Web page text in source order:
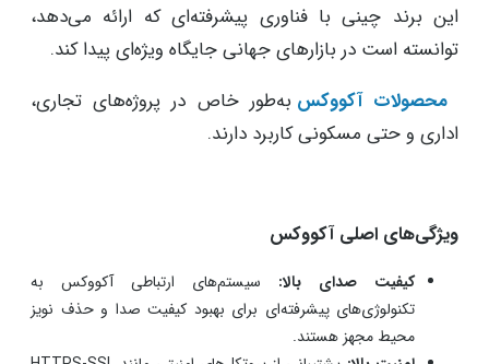
این برند چینی با فناوری پیشرفته‌ای که ارائه می‌دهد،
توانسته است در بازارهای جهانی جایگاه ویژه‌ای پیدا کند.
محصولات آکووکسبه‌طور خاص در پروژه‌های تجاری،
اداری و حتی مسکونی کاربرد دارند.
ویژگی‌های اصلی آکووکس
کیفیت صدای بالا:سیستم‌های ارتباطی آکووکس به
تکنولوژی‌های پیشرفته‌ای برای بهبود کیفیت صدا و حذف نویز
محیط مجهز هستند.